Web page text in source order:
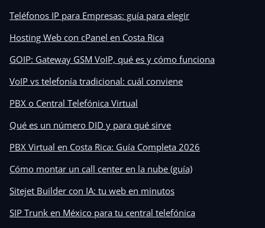
Teléfonos IP para Empresas: guía para elegir
Hosting Web con cPanel en Costa Rica
GOIP: Gateway GSM VoIP, qué es y cómo funciona
VoIP vs telefonía tradicional: cuál conviene
PBX o Central Telefónica Virtual
Qué es un número DID y para qué sirve
PBX Virtual en Costa Rica: Guía Completa 2026
Cómo montar un call center en la nube (guía)
Sitejet Builder con IA: tu web en minutos
SIP Trunk en México para tu central telefónica